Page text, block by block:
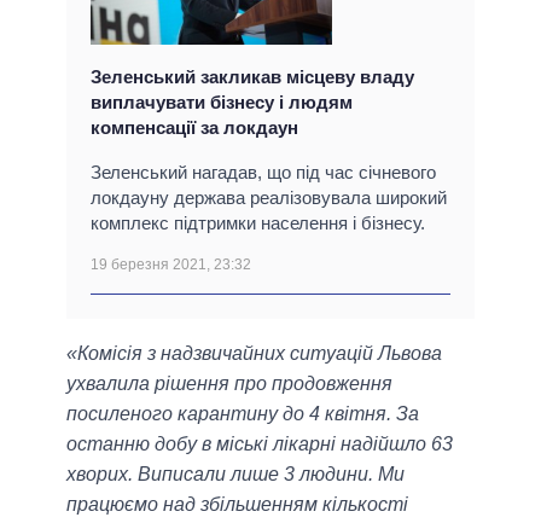
Зеленський закликав місцеву владу
виплачувати бізнесу і людям
компенсації за локдаун
Зеленський нагадав, що під час січневого
локдауну держава реалізовувала широкий
комплекс підтримки населення і бізнесу.
19 березня 2021, 23:32
«Комісія з надзвичайних ситуацій Львова
ухвалила рішення про продовження
посиленого карантину до 4 квітня. За
останню добу в міські лікарні надійшло 63
хворих. Виписали лише 3 людини. Ми
працюємо над збільшенням кількості